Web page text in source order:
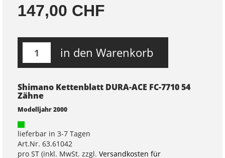
147,00 CHF
in den Warenkorb
Shimano Kettenblatt DURA-ACE FC-7710 54
Zähne
Modelljahr 2000
lieferbar in 3-7 Tagen
Art.Nr. 63.61042
pro ST (inkl. MwSt. zzgl. Versandkosten für